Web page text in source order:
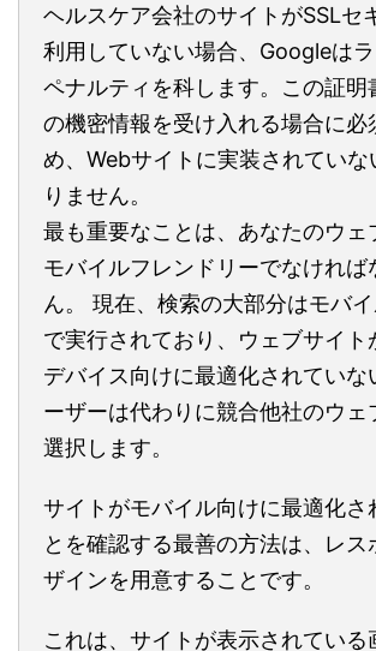
ヘルスケア会社のサイトがSSLセ
利用していない場合、Googleは
ペナルティを科します。この証明
の機密情報を受け入れる場合に必
め、Webサイトに実装されていな
りません。
最も重要なことは、あなたのウェ
モバイルフレンドリーでなければ
ん。 現在、検索の大部分はモバ
で実行されており、ウェブサイト
デバイス向けに最適化されていな
ーザーは代わりに競合他社のウェ
選択します。
サイトがモバイル向けに最適化さ
とを確認する最善の方法は、レス
ザインを用意することです。
これは、サイトが表示されている